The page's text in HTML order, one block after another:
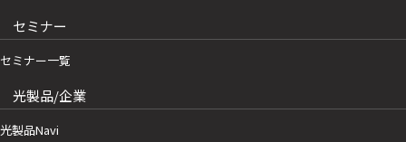
セミナー
セミナー一覧
光製品/企業
光製品Navi